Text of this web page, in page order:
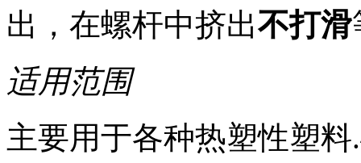
出，在螺杆中挤出不打滑
适用范围
主要用于各种热塑性塑